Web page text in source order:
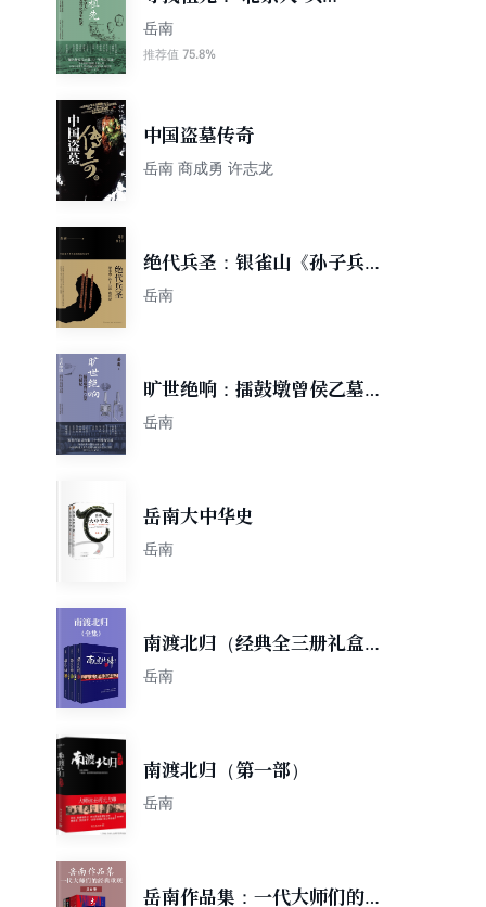
盖骨化石失踪记
岳南
推荐值 75.8%
中国盗墓传奇
岳南 商成勇 许志龙
绝代兵圣：银雀山《孙子兵
法》破译记
岳南
旷世绝响：擂鼓墩曾侯乙墓发
掘记
岳南
岳南大中华史
岳南
南渡北归（经典全三册礼盒
装）
岳南
南渡北归（第一部）
岳南
岳南作品集：一代大师们的经